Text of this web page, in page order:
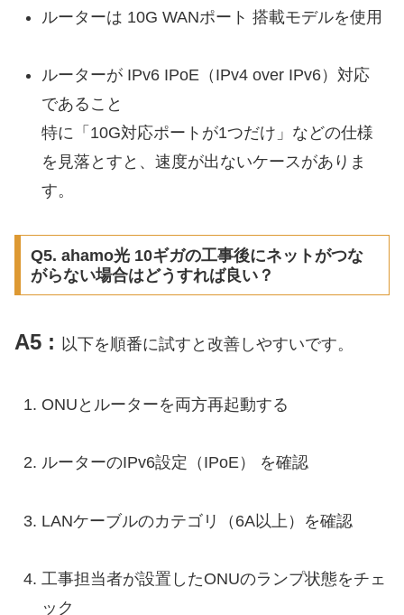
ルーターは 10G WANポート 搭載モデルを使用
ルーターが IPv6 IPoE（IPv4 over IPv6）対応
であること
特に「10G対応ポートが1つだけ」などの仕様
を見落とすと、速度が出ないケースがありま
す。
Q5. ahamo光 10ギガの工事後にネットがつな
がらない場合はどうすれば良い？
A5 : 以下を順番に試すと改善しやすいです。
ONUとルーターを両方再起動する
ルーターのIPv6設定（IPoE） を確認
LANケーブルのカテゴリ（6A以上）を確認
工事担当者が設置したONUのランプ状態をチェ
ック